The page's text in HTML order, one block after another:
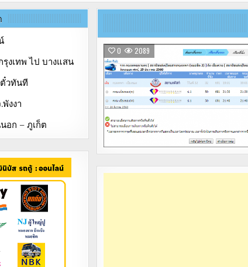
0 2089
งเทพ ไป บางแสน
วทันที
งงา
อก – ภูเก็ต